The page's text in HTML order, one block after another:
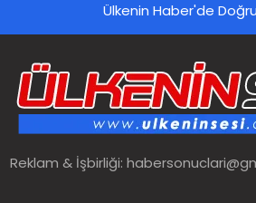
Ülkenin Haber'de
Reklam & İşbirliği: